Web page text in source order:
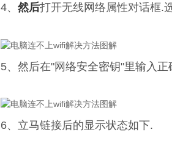
4、 然后打开无线网络属性对话框.
5、然后在"网络安全密钥"里输入
6、立马链接后的显示状态如下.